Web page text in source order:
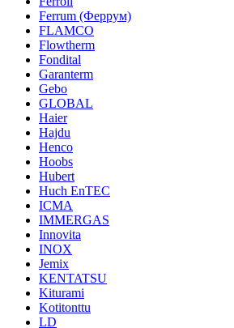
Ferrum (Феррум)
FLAMCO
Flowtherm
Fondital
Garanterm
Gebo
GLOBAL
Haier
Hajdu
Henco
Hoobs
Hubert
Huch EnTEC
ICMA
IMMERGAS
Innovita
INOX
Jemix
KENTATSU
Kiturami
Kotitonttu
LD